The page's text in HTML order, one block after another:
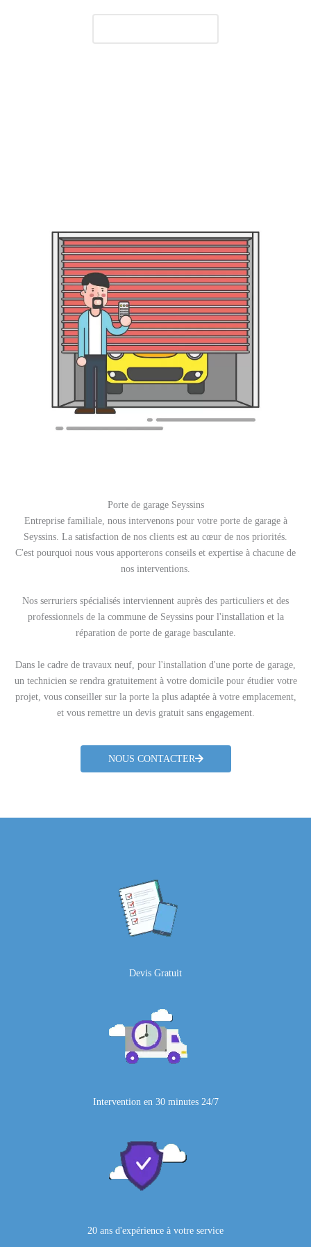
Porte de garage Seyssins
Entreprise familiale, nous intervenons pour votre porte de garage à
Seyssins. La satisfaction de nos clients est au cœur de nos priorités.
C'est pourquoi nous vous apporterons conseils et expertise à chacune de
nos interventions.
Nos serruriers spécialisés interviennent auprès des particuliers et des
professionnels de la commune de Seyssins pour l'installation et la
réparation de porte de garage basculante.
Dans le cadre de travaux neuf, pour l'installation d'une porte de garage,
un technicien se rendra gratuitement à votre domicile pour étudier votre
projet, vous conseiller sur la porte la plus adaptée à votre emplacement,
et vous remettre un devis gratuit sans engagement.
NOUS CONTACTER
Devis Gratuit
Intervention en 30 minutes 24/7
20 ans d'expérience à votre service